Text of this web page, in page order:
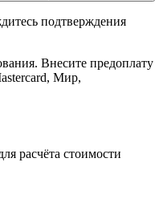
подтверждения
Внесите предоплату
Мир,
расчёта стоимости